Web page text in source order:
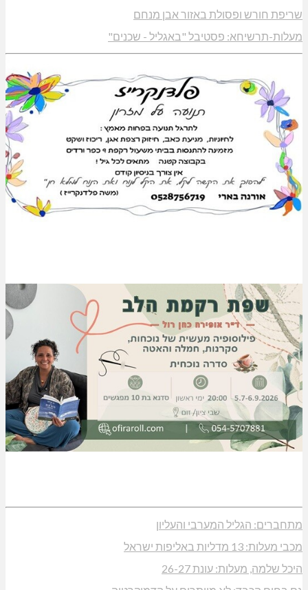
שריפת חורש ופסולת באזור אבן מנחם
מעלות-תרשיחא: פסטיבל "באגליל - שכנים"
מתחברים: הגליל המערבי והעליון
מכבי מעלות: 13 מדליות באליפות ישראל
היכל שלמה, מעלות: עונת 26-27